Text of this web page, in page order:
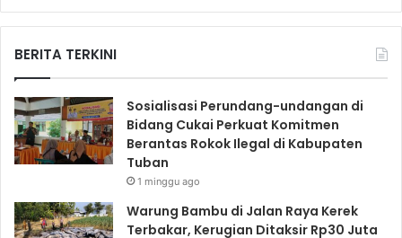
BERITA TERKINI
Sosialisasi Perundang-undangan di
Bidang Cukai Perkuat Komitmen
Berantas Rokok Ilegal di Kabupaten
Tuban
1 minggu ago
Warung Bambu di Jalan Raya Kerek
Terbakar, Kerugian Ditaksir Rp30 Juta